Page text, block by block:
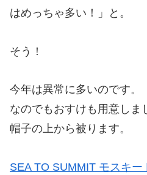
はめっちゃ多い！」と。
そう！
今年は異常に多いのです。
なのでもおすけも用意しま
帽子の上から被ります。
SEA TO SUMMIT モスキー